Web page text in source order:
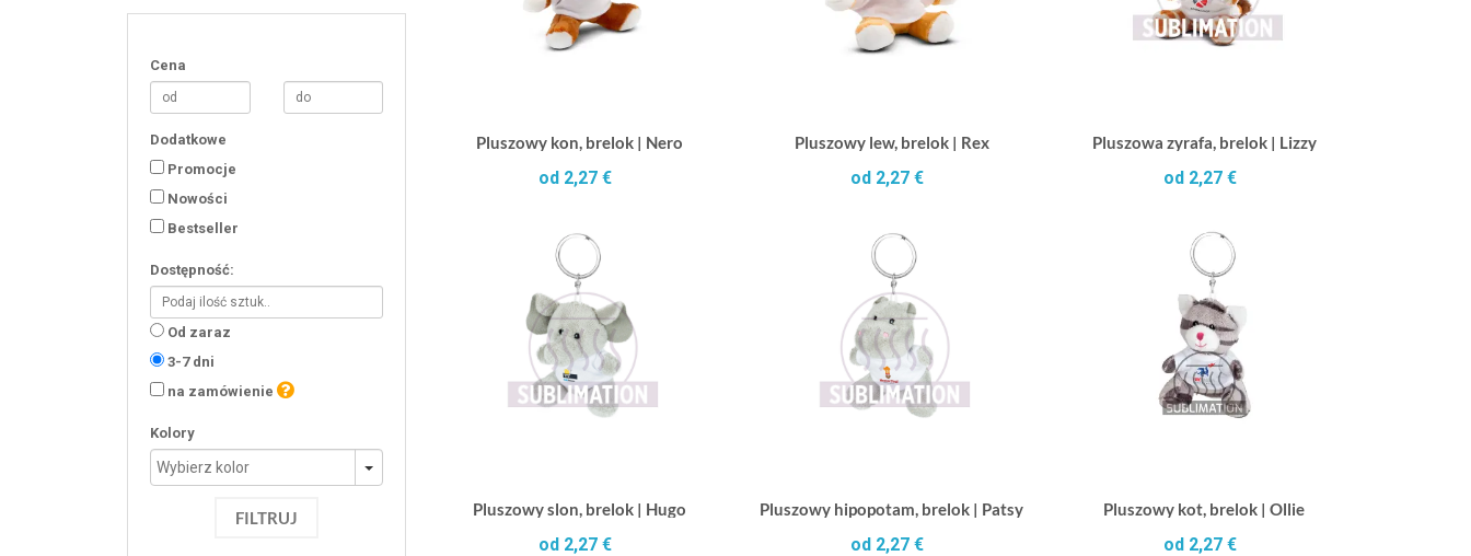
Cena
Dodatkowe
Promocje
Nowości
Bestseller
Dostępność:
Od zaraz
3-7 dni
na zamówienie
Kolory
FILTRUJ
Pluszowy kon, brelok | Nero
od 2,27 €
Pluszowy lew, brelok | Rex
od 2,27 €
Pluszowa zyrafa, brelok | Lizzy
od 2,27 €
Pluszowy slon, brelok | Hugo
od 2,27 €
Pluszowy hipopotam, brelok | Patsy
od 2,27 €
Pluszowy kot, brelok | Ollie
od 2,27 €